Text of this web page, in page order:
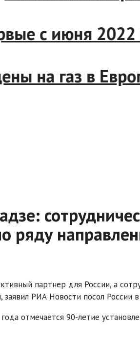
с июня
на газ в
ряду
партнер для России, а
заявил РИА Новости посол России
отмечается 90-летие